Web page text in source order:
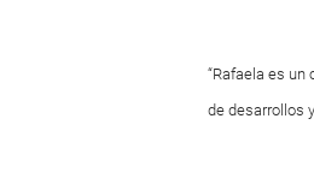
“Rafaela es
de desarrollos